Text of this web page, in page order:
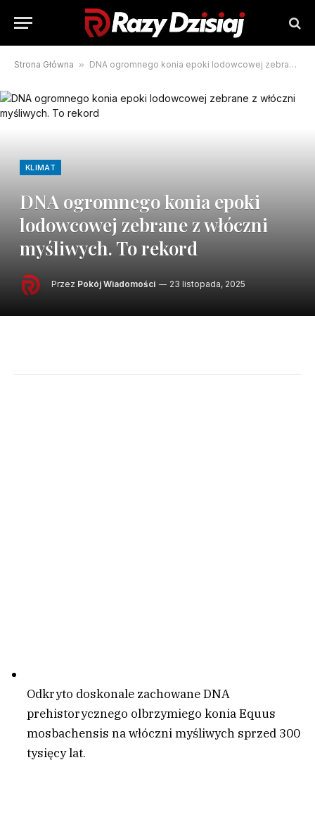
Strona Główna » DNA ogromnego konia epoki lodowcowej zebrane z włóczni myśliwych. To rekord
KLIMAT
DNA ogromnego konia epoki
lodowcowej zebrane z włóczni
myśliwych. To rekord
Przez Pokój Wiadomości 23 listopada, 2025
Odkryto doskonale zachowane DNA
prehistorycznego olbrzymiego konia Equus
mosbachensis na włóczni myśliwych sprzed 300
tysięcy lat.